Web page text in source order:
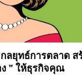
ลยุทธ์การตลาด ส
” ให้ธุรกิจคุณ